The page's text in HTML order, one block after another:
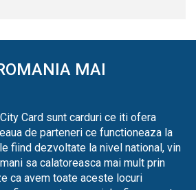
MAI
Card sunt carduri ce iti ofera
de parteneri ce functioneaza la
fiind dezvoltate la nivel national, vin
sa calatoreasca mai mult prin
ca avem toate aceste locuri